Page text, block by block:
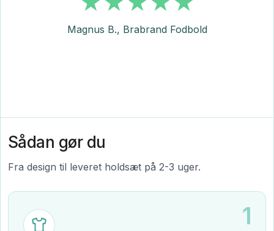
Magnus B., Brabrand Fodbold
Sådan gør du
Fra design til leveret holdsæt på 2-3 uger.
1